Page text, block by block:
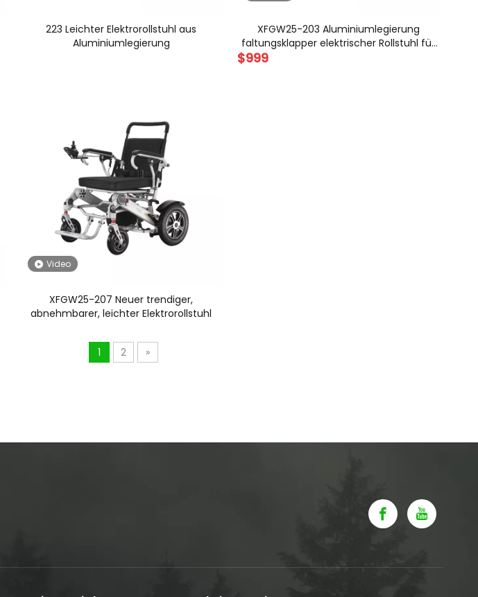
223 Leichter Elektrorollstuhl aus
Aluminiumlegierung
XFGW25-203 Aluminiumlegierung
faltungsklapper elektrischer Rollstuhl für
$999
Video
XFGW25-207 Neuer trendiger,
abnehmbarer, leichter Elektrorollstuhl
1 2 »